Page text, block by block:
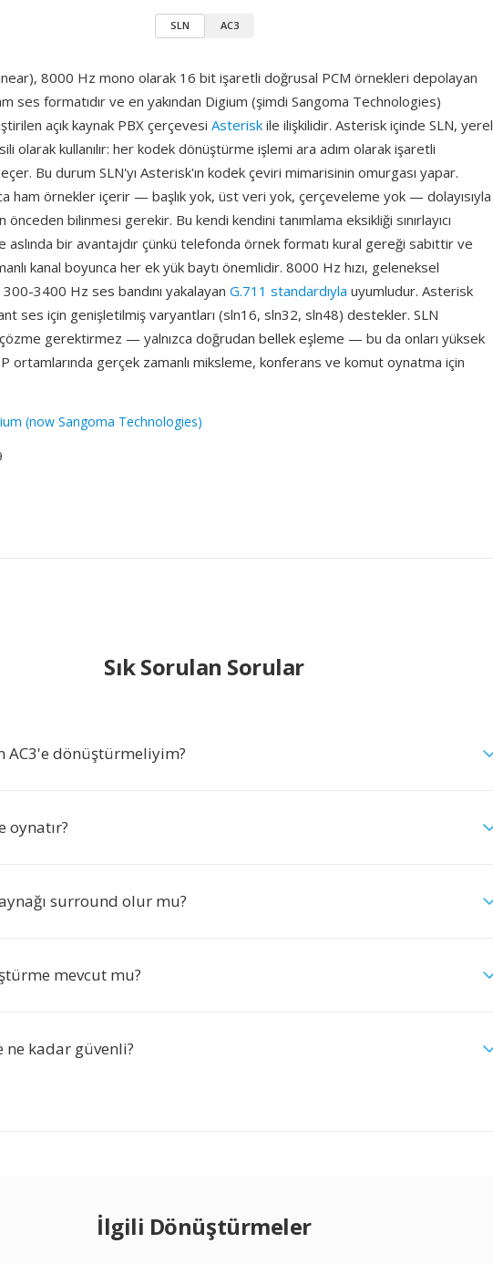
SLN AC3
8000 Hz mono olarak 16 bit işaretli doğrusal PCM örnekleri depolayan
ses formatıdır ve en yakından Digium (şimdi Sangoma Technologies)
açık kaynak PBX çerçevesi Asterisk ile ilişkilidir. Asterisk içinde SLN, yerel
olarak kullanılır: her kodek dönüştürme işlemi ara adım olarak işaretli
Bu durum SLN'yı Asterisk'ın kodek çeviri mimarisinin omurgası yapar.
ham örnekler içerir — başlık yok, üst veri yok, çerçeveleme yok — dolayısıyla
bilinmesi gerekir. Bu kendi kendini tanımlama eksikliği sınırlayıcı
aslında bir avantajdır çünkü telefonda örnek formatı kural gereği sabittir ve
kanal boyunca her ek yük baytı önemlidir. 8000 Hz hızı, geleneksel
3400 Hz ses bandını yakalayan G.711 standardıyla uyumludur. Asterisk
ses için genişletilmiş varyantları (sln16, sln32, sln48) destekler. SLN
gerektirmez — yalnızca doğrudan bellek eşleme — bu da onları yüksek
ortamlarında gerçek zamanlı miksleme, konferans ve komut oynatma için
(now Sangoma Technologies)
Sık Sorulan Sorular
AC3'e dönüştürmeliyim?
oynatır?
surround olur mu?
mevcut mu?
ne kadar güvenli?
İlgili Dönüştürmeler